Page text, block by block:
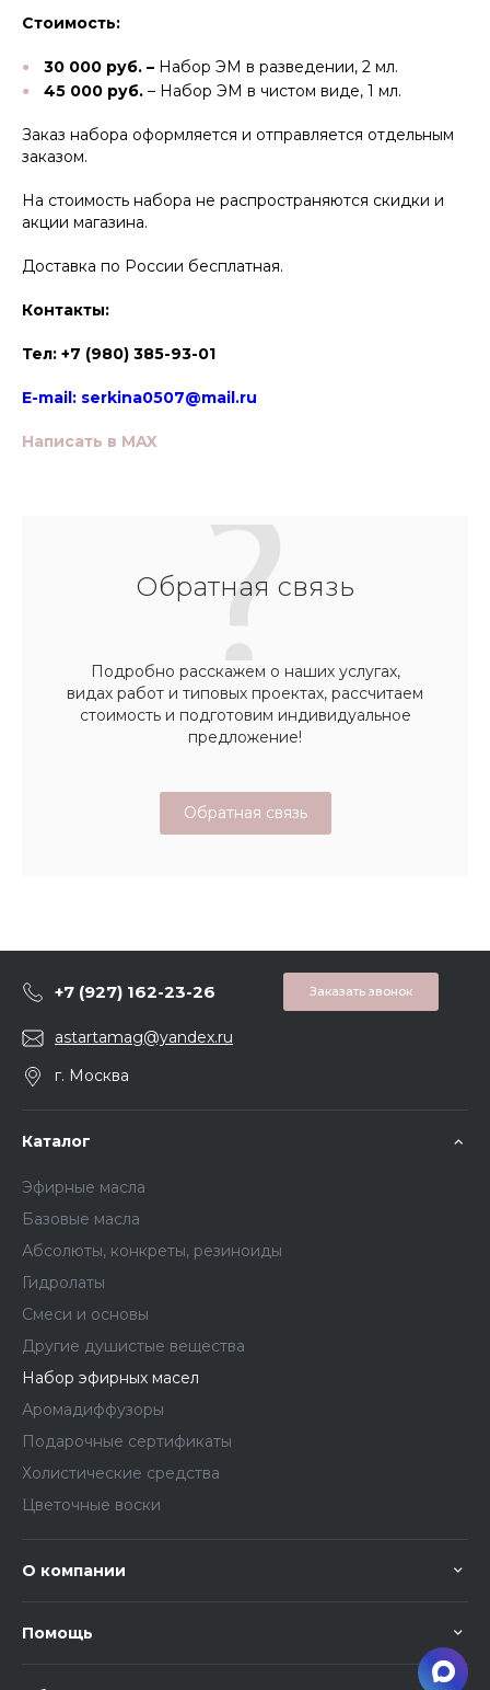
Стоимость:
30 000 руб. – Набор ЭМ в разведении, 2 мл.
45 000 руб. – Набор ЭМ в чистом виде, 1 мл.
Заказ набора оформляется и отправляется отдельным
заказом.
На стоимость набора не распространяются скидки и
акции магазина.
Доставка по России бесплатная.
Контакты:
Тел: +7 (980) 385-93-01
E-mail: serkina0507@mail.ru
Написать в MAX
Обратная связь
Подробно расскажем о наших услугах,
видах работ и типовых проектах, рассчитаем
стоимость и подготовим индивидуальное
предложение!
Обратная связь
+7 (927) 162-23-26 Заказать звонок
astartamag@yandex.ru
г. Москва
Каталог
Эфирные масла
Базовые масла
Абсолюты, конкреты, резиноиды
Гидролаты
Смеси и основы
Другие душистые вещества
Набор эфирных масел
Аромадиффузоры
Подарочные сертификаты
Холистические средства
Цветочные воски
О компании
Помощь